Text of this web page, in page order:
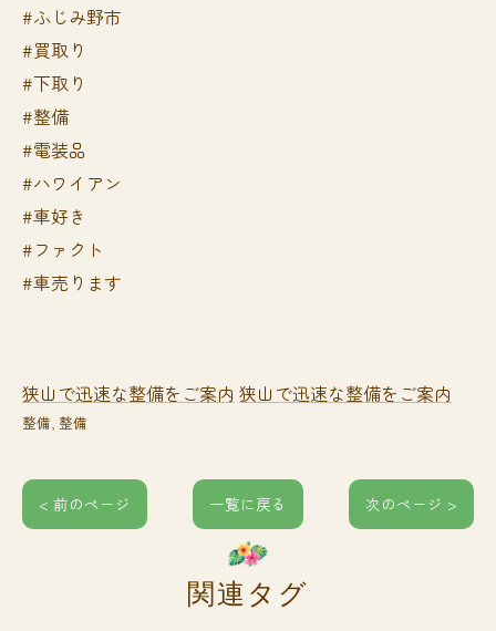
#ふじみ野市
#買取り
#下取り
#整備
#電装品
#ハワイアン
#車好き
#ファクト
#車売ります
狭山で迅速な整備をご案内 狭山で迅速な整備をご案内
整備 整備
< 前のページ 一覧に戻る 次のページ >
関連タグ